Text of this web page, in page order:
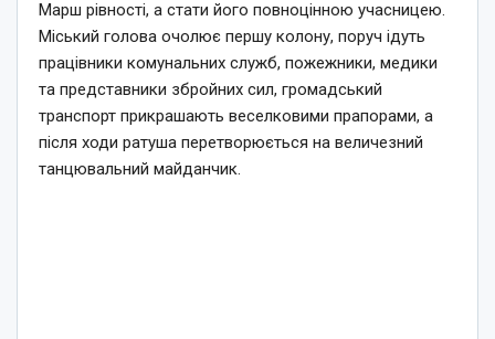
Марш рівності, а стати його повноцінною учасницею.
Міський голова очолює першу колону, поруч ідуть
працівники комунальних служб, пожежники, медики
та представники збройних сил, громадський
транспорт прикрашають веселковими прапорами, а
після ходи ратуша перетворюється на величезний
танцювальний майданчик.